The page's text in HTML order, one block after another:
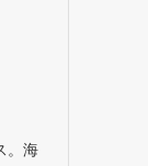
。海